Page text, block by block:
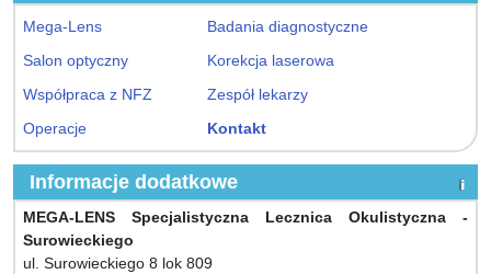
Mega-Lens
Badania diagnostyczne
Salon optyczny
Korekcja laserowa
Współpraca z NFZ
Zespół lekarzy
Operacje
Kontakt
Informacje dodatkowe
MEGA-LENS Specjalistyczna Lecznica Okulistyczna -
Surowieckiego
ul. Surowieckiego 8 lok 809